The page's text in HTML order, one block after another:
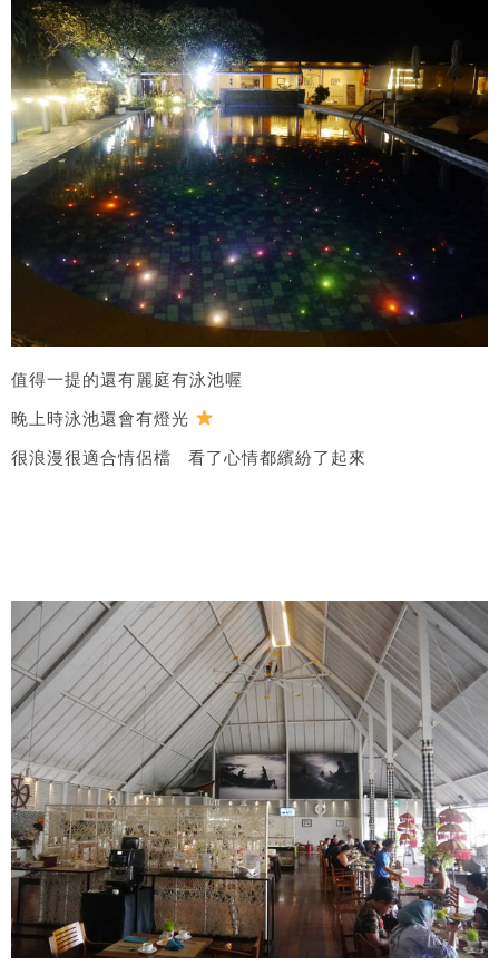
值得一提的還有麗庭有泳池喔
晚上時泳池還會有燈光
很浪漫很適合情侶檔 看了心情都繽紛了起來​